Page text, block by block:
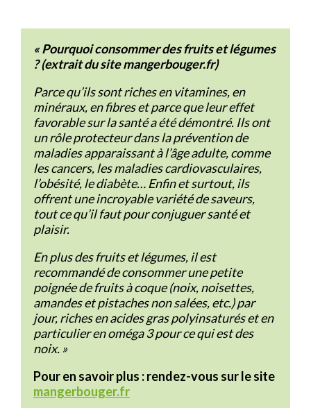
« Pourquoi consommer des fruits et légumes
? (extrait du site mangerbouger.fr)
Parce qu’ils sont riches en vitamines, en
minéraux, en fibres et parce que leur effet
favorable sur la santé a été démontré. Ils ont
un rôle protecteur dans la prévention de
maladies apparaissant à l’âge adulte, comme
les cancers, les maladies cardiovasculaires,
l’obésité, le diabète… Enfin et surtout, ils
offrent une incroyable variété de saveurs,
tout ce qu’il faut pour conjuguer santé et
plaisir.
En plus des fruits et légumes, il est
recommandé de consommer une petite
poignée de fruits à coque (noix, noisettes,
amandes et pistaches non salées, etc.) par
jour, riches en acides gras polyinsaturés et en
particulier en oméga 3 pour ce qui est des
noix. »
Pour en savoir plus : rendez-vous sur le site
mangerbouger.fr